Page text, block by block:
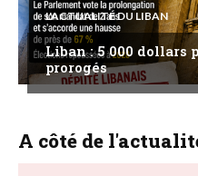
L'ACTUALITÉ DU LIBAN
Liban : 5 000 dollars
prorogés
A côté de